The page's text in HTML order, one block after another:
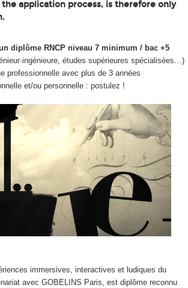
application process, is therefore only
diplôme RNCP niveau 7 minimum / bac +5
études supérieures spécialisées…)
professionnelle avec plus de 3 années
et/ou personnelle : postulez !
immersives, interactives et ludiques du
avec GOBELINS Paris, est diplôme reconnu